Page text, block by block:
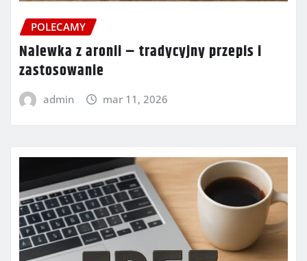
POLECAMY
Nalewka z aronii – tradycyjny przepis i
zastosowanie
admin mar 11, 2026